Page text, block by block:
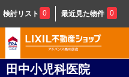
検討リスト 0 最近見た物件 0
田中小児科医院